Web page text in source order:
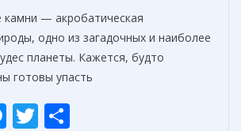
— акробатическая
одно из загадочных и наиболее
планеты. Кажется, будто
готовы упасть
M T